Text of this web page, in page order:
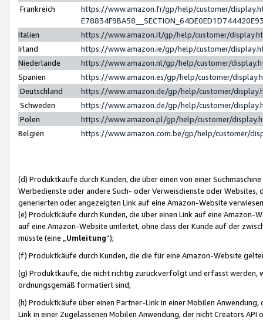
Frankreich
https://www.amazon.fr/gp/help/customer/
Italien
https://www.amazon.it/gp/help/customer/
Irland
https://www.amazon.ie/gp/help/customer/
Niederlande
https://www.amazon.nl/gp/help/customer/
Spanien
https://www.amazon.es/gp/help/customer/
Deutschland
https://www.amazon.de/gp/help/customer/
Schweden
https://www.amazon.de/gp/help/customer/
Polen
https://www.amazon.pl/gp/help/customer/
Belgien
https://www.amazon.com.be/gp/help/customer/
(d) Produktkäufe durch Kunden, die über einen von einer
Werbedienste oder andere Such- oder Verweisdienste oder Websites,
generierten oder angezeigten Link auf eine Amazon-Website
(e) Produktkäufe durch Kunden, die über einen Link auf eine
auf eine Amazon-Website umleitet, ohne dass der Kunde auf der
müsste (eine „ Umleitung“);
(f) Produktkäufe durch Kunden, die die für eine Amazon-Website
(g) Produktkäufe, die nicht richtig zurückverfolgt und erfasst werden,
ordnungsgemäß formatiert sind;
(h) Produktkäufe über einen Partner-Link in einer Mobilen
Link in einer Zugelassenen Mobilen Anwendung, der nicht Creators